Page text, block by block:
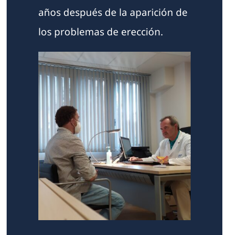
años después de la aparición de
los problemas de erección.